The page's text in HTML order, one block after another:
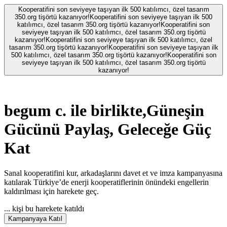
Kooperatifini son seviyeye taşıyan ilk 500 katılımcı, özel tasarım
350.org tişörtü kazanıyor! Kooperatifini son seviyeye taşıyan ilk 500
katılımcı, özel tasarım 350.org tişörtü kazanıyor! Kooperatifini son
seviyeye taşıyan ilk 500 katılımcı, özel tasarım 350.org tişörtü
kazanıyor! Kooperatifini son seviyeye taşıyan ilk 500 katılımcı, özel
tasarım 350.org tişörtü kazanıyor! Kooperatifini son seviyeye taşıyan ilk
500 katılımcı, özel tasarım 350.org tişörtü kazanıyor! Kooperatifini son
seviyeye taşıyan ilk 500 katılımcı, özel tasarım 350.org tişörtü
kazanıyor!
begum c. ile birlikte,Güneşin
Gücünü Paylaş, Geleceğe Güç
Kat
Sanal kooperatifini kur, arkadaşlarını davet et ve imza kampanyasına
katılarak Türkiye’de enerji kooperatiflerinin önündeki engellerin
kaldırılması için harekete geç.
... kişi bu harekete katıldı
Kampanyaya Katıl